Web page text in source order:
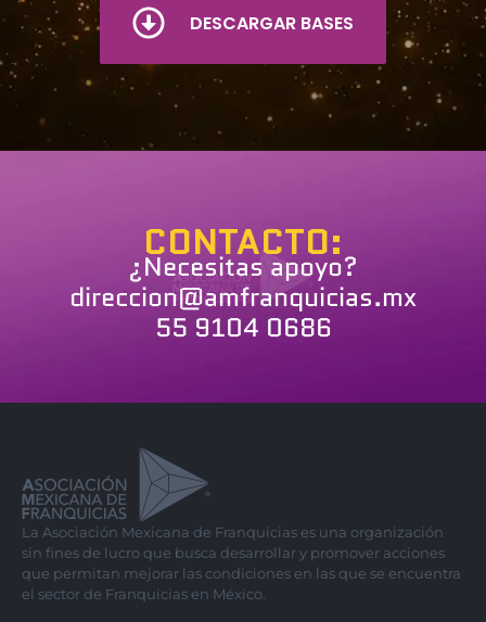
DESCARGAR BASES
CONTACTO:
¿Necesitas apoyo?
direccion@amfranquicias.mx
55 9104 0686
La Asociación Mexicana de Franquicias es una organización
sin fines de lucro que busca desarrollar y promover acciones
que permitan mejorar las condiciones en las que se encuentra
el sector de Franquicias en México.